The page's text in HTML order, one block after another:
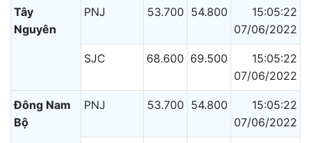
Tây
Nguyên
PNJ 53.700 54.800
15:05:22
07/06/2022
SJC 68.600 69.500
15:05:22
07/06/2022
Đông Nam
Bộ
PNJ 53.700 54.800
15:05:22
07/06/2022